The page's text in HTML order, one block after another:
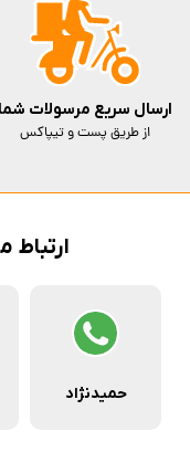
ارتباط
حمیدنژاد
ارسال سریع مرسولات شما
از طریق پست و تیپاکس